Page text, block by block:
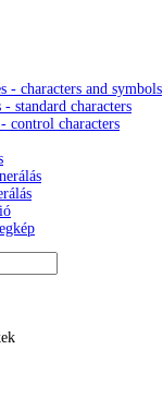
- characters and symbols
standard characters
control characters